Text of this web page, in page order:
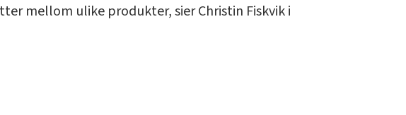
mellom ulike produkter, sier Christin Fiskvik i